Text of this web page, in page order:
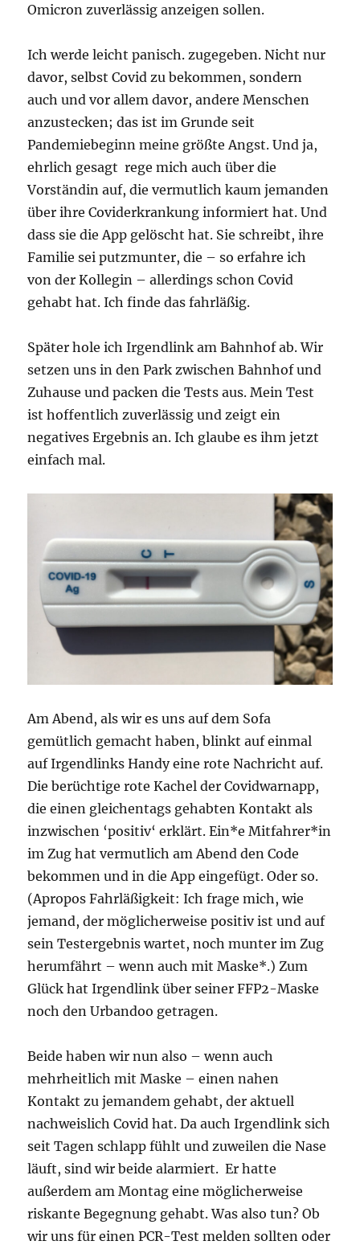
Omicron zuverlässig anzeigen sollen.
Ich werde leicht panisch. zugegeben. Nicht nur
davor, selbst Covid zu bekommen, sondern
auch und vor allem davor, andere Menschen
anzustecken; das ist im Grunde seit
Pandemiebeginn meine größte Angst. Und ja,
ehrlich gesagt rege mich auch über die
Vorständin auf, die vermutlich kaum jemanden
über ihre Coviderkrankung informiert hat. Und
dass sie die App gelöscht hat. Sie schreibt, ihre
Familie sei putzmunter, die – so erfahre ich
von der Kollegin – allerdings schon Covid
gehabt hat. Ich finde das fahrläßig.
Später hole ich Irgendlink am Bahnhof ab. Wir
setzen uns in den Park zwischen Bahnhof und
Zuhause und packen die Tests aus. Mein Test
ist hoffentlich zuverlässig und zeigt ein
negatives Ergebnis an. Ich glaube es ihm jetzt
einfach mal.
Am Abend, als wir es uns auf dem Sofa
gemütlich gemacht haben, blinkt auf einmal
auf Irgendlinks Handy eine rote Nachricht auf.
Die berüchtige rote Kachel der Covidwarnapp,
die einen gleichentags gehabten Kontakt als
inzwischen ‘positiv‘ erklärt. Ein*e Mitfahrer*in
im Zug hat vermutlich am Abend den Code
bekommen und in die App eingefügt. Oder so.
(Apropos Fahrläßigkeit: Ich frage mich, wie
jemand, der möglicherweise positiv ist und auf
sein Testergebnis wartet, noch munter im Zug
herumfährt – wenn auch mit Maske*.) Zum
Glück hat Irgendlink über seiner FFP2-Maske
noch den Urbandoo getragen.
Beide haben wir nun also – wenn auch
mehrheitlich mit Maske – einen nahen
Kontakt zu jemandem gehabt, der aktuell
nachweislich Covid hat. Da auch Irgendlink sich
seit Tagen schlapp fühlt und zuweilen die Nase
läuft, sind wir beide alarmiert. Er hatte
außerdem am Montag eine möglicherweise
riskante Begegnung gehabt. Was also tun? Ob
wir uns für einen PCR-Test melden sollten oder